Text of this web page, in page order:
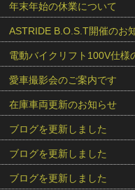
年末年始の休業について
ASTRIDE B.O.S.T開催のお
電動バイクリフト100V仕様
愛車撮影会のご案内です
在庫車両更新のお知らせ
ブログを更新しました
ブログを更新しました
ブログを更新しました